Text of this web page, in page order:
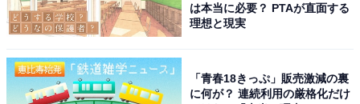
2：木村拓哉
は本当に必要？ PTAが直面する
理想と現実
「青春18きっぷ」販売激減の裏
に何が？ 連続利用の厳格化だけ